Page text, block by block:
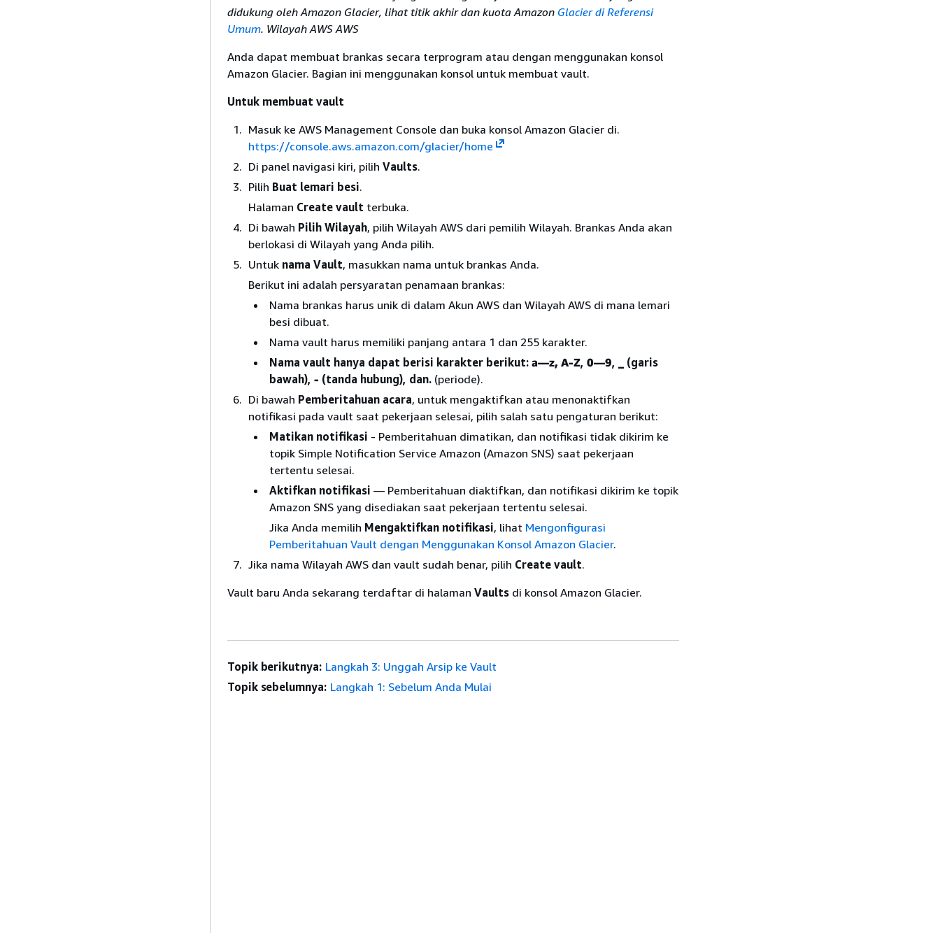
didukung oleh Amazon Glacier, lihat titik akhir dan kuota Amazon Glacier di Referensi
Umum. Wilayah AWS AWS
Anda dapat membuat brankas secara terprogram atau dengan menggunakan konsol
Amazon Glacier. Bagian ini menggunakan konsol untuk membuat vault.
Untuk membuat vault
Masuk ke AWS Management Console dan buka konsol Amazon Glacier di.
https://console.aws.amazon.com/glacier/home
Di panel navigasi kiri, pilih Vaults.
Pilih Buat lemari besi.
Halaman Create vault terbuka.
Di bawah Pilih Wilayah, pilih Wilayah AWS dari pemilih Wilayah. Brankas Anda akan
berlokasi di Wilayah yang Anda pilih.
Untuk nama Vault, masukkan nama untuk brankas Anda.
Berikut ini adalah persyaratan penamaan brankas:
Nama brankas harus unik di dalam Akun AWS dan Wilayah AWS di mana lemari
besi dibuat.
Nama vault harus memiliki panjang antara 1 dan 255 karakter.
Nama vault hanya dapat berisi karakter berikut: a—z, A-Z, 0—9,
(garis
bawah), - (tanda hubung), dan. (periode).
Di bawah Pemberitahuan acara, untuk mengaktifkan atau menonaktifkan
notifikasi pada vault saat pekerjaan selesai, pilih salah satu pengaturan berikut:
Matikan notifikasi - Pemberitahuan dimatikan, dan notifikasi tidak dikirim ke
topik Simple Notification Service Amazon (Amazon SNS) saat pekerjaan
tertentu selesai.
Aktifkan notifikasi — Pemberitahuan diaktifkan, dan notifikasi dikirim ke topik
Amazon SNS yang disediakan saat pekerjaan tertentu selesai.
Jika Anda memilih Mengaktifkan notifikasi, lihat Mengonfigurasi
Pemberitahuan Vault dengan Menggunakan Konsol Amazon Glacier.
Jika nama Wilayah AWS dan vault sudah benar, pilih Create vault.
Vault baru Anda sekarang terdaftar di halaman Vaults di konsol Amazon Glacier.
Topik berikutnya: Langkah 3: Unggah Arsip ke Vault
Topik sebelumnya: Langkah 1: Sebelum Anda Mulai